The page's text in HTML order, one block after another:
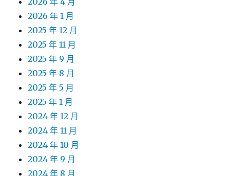
2026 年 1 月
2025 年 12 月
2025 年 11 月
2025 年 9 月
2025 年 8 月
2025 年 5 月
2025 年 1 月
2024 年 12 月
2024 年 11 月
2024 年 10 月
2024 年 9 月
2024 年 8 月